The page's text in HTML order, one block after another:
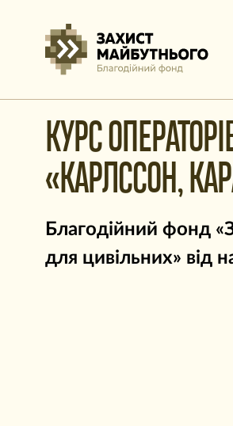
КУРС
«КАРЛССОН,
Благодійний фонд
для цивільних» від